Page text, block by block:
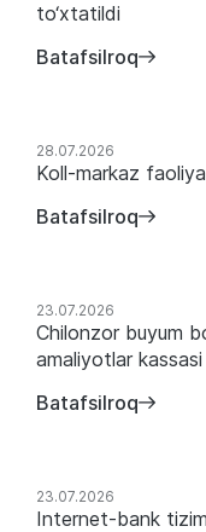
to‘xtatildi
Batafsilroq
28.07.2026
Koll-markaz
Batafsilroq
23.07.2026
Chilonzor buyum
amaliyotlar
Batafsilroq
23.07.2026
Internet-bank